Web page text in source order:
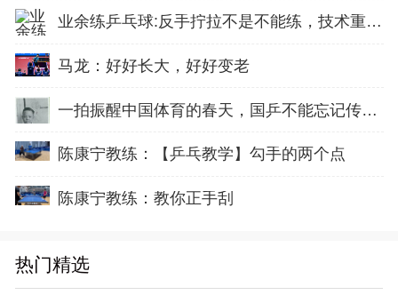
业余练乒乓球:反手拧拉不是不能练，技术重点就不在手上
马龙：好好长大，好好变老
一拍振醒中国体育的春天，国乒不能忘记传奇前辈这份初心！
陈康宁教练：【乒乓教学】勾手的两个点
陈康宁教练：教你正手刮
热门精选